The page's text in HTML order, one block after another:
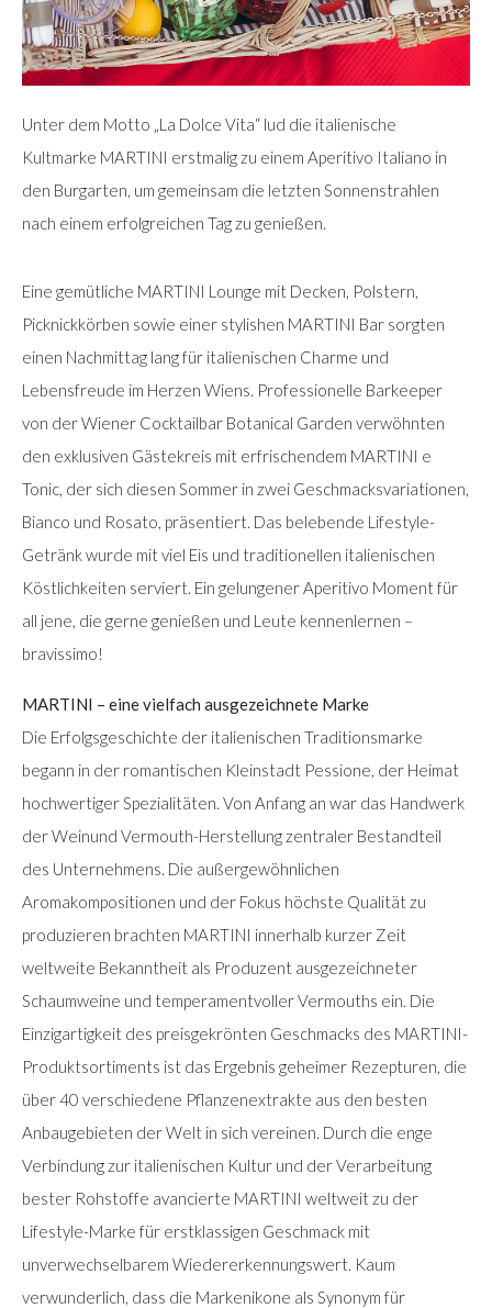
Unter dem Motto „La Dolce Vita“ lud die italienische
Kultmarke MARTINI erstmalig zu einem Aperitivo Italiano in
den Burgarten, um gemeinsam die letzten Sonnenstrahlen
nach einem erfolgreichen Tag zu genießen.
Eine gemütliche MARTINI Lounge mit Decken, Polstern,
Picknickkörben sowie einer stylishen MARTINI Bar sorgten
einen Nachmittag lang für italienischen Charme und
Lebensfreude im Herzen Wiens. Professionelle Barkeeper
von der Wiener Cocktailbar Botanical Garden verwöhnten
den exklusiven Gästekreis mit erfrischendem MARTINI e
Tonic, der sich diesen Sommer in zwei Geschmacksvariationen,
Bianco und Rosato, präsentiert. Das belebende Lifestyle-
Getränk wurde mit viel Eis und traditionellen italienischen
Köstlichkeiten serviert. Ein gelungener Aperitivo Moment für
all jene, die gerne genießen und Leute kennenlernen –
bravissimo!
MARTINI – eine vielfach ausgezeichnete Marke
Die Erfolgsgeschichte der italienischen Traditionsmarke
begann in der romantischen Kleinstadt Pessione, der Heimat
hochwertiger Spezialitäten. Von Anfang an war das Handwerk
der Weinund Vermouth-Herstellung zentraler Bestandteil
des Unternehmens. Die außergewöhnlichen
Aromakompositionen und der Fokus höchste Qualität zu
produzieren brachten MARTINI innerhalb kurzer Zeit
weltweite Bekanntheit als Produzent ausgezeichneter
Schaumweine und temperamentvoller Vermouths ein. Die
Einzigartigkeit des preisgekrönten Geschmacks des MARTINI-
Produktsortiments ist das Ergebnis geheimer Rezepturen, die
über 40 verschiedene Pflanzenextrakte aus den besten
Anbaugebieten der Welt in sich vereinen. Durch die enge
Verbindung zur italienischen Kultur und der Verarbeitung
bester Rohstoffe avancierte MARTINI weltweit zu der
Lifestyle-Marke für erstklassigen Geschmack mit
unverwechselbarem Wiedererkennungswert. Kaum
verwunderlich, dass die Markenikone als Synonym für